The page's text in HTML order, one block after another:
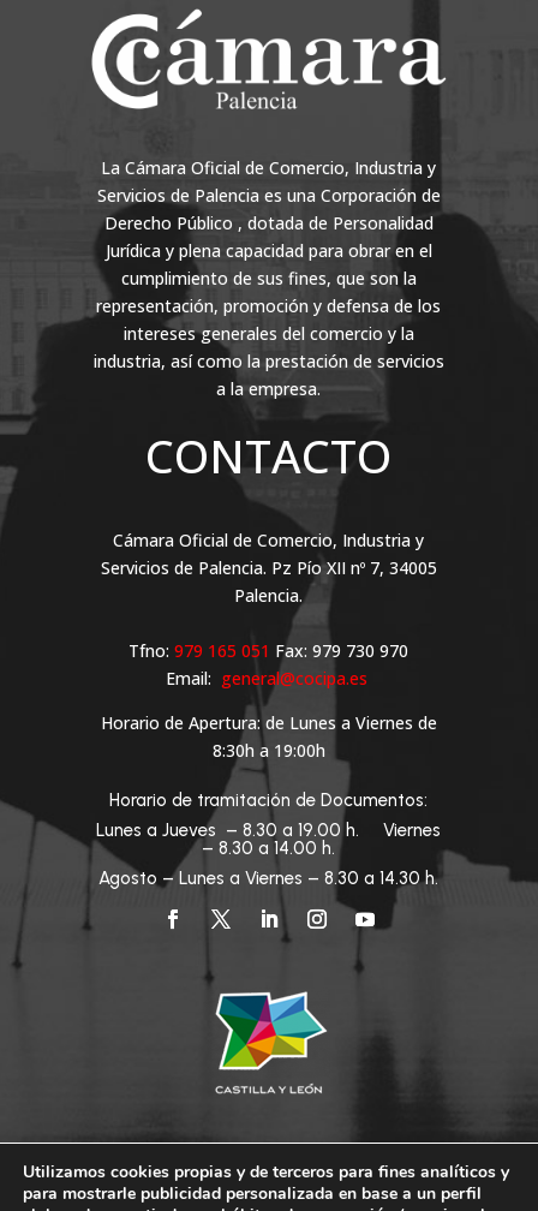
La Cámara Oficial de Comercio, Industria y
Servicios de Palencia es una Corporación de
Derecho Público , dotada de Personalidad
Jurídica y plena capacidad para obrar en el
cumplimiento de sus fines, que son la
representación, promoción y defensa de los
intereses generales del comercio y la
industria, así como la prestación de servicios
a la empresa.
CONTACTO
Cámara Oficial de Comercio, Industria y
Servicios de Palencia. Pz Pío XII nº 7, 34005
Palencia.
Tfno:979 165 051 Fax: 979 730 970
Email: general@cocipa.es
Horario de Apertura: de Lunes a Viernes de
8:30h a 19:00h
Horario de tramitación de Documentos:
Lunes a Jueves – 8.30 a 19.00 h. Viernes
– 8.30 a 14.00 h.
Agosto – Lunes a Viernes – 8.30 a 14.30 h.
Utilizamos cookies propias y de terceros para fines analíticos y
para mostrarle publicidad personalizada en base a un perfil